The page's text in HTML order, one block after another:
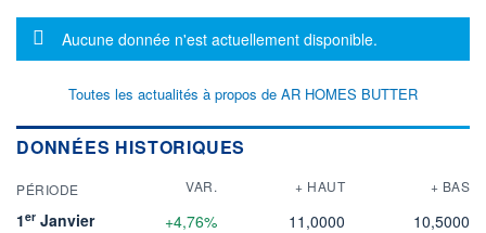
Message d'information
Aucune donnée n'est actuellement disponible.
Toutes les actualités à propos de AR HOMES BUTTER
DONNÉES HISTORIQUES
PÉRIODE VAR. + HAUT + BAS
1er Janvier +4,76% 11,0000
10,5000